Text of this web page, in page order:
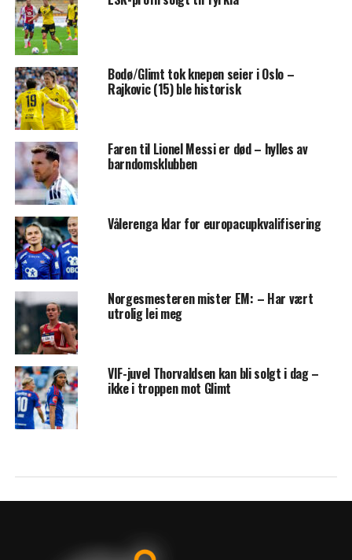
Bodø/Glimt tok knepen seier i Oslo –
Rajkovic (15) ble historisk
Faren til Lionel Messi er død – hylles av
barndomsklubben
Vålerenga klar for europacupkvalifisering
Norgesmesteren mister EM: – Har vært
utrolig lei meg
VIF-juvel Thorvaldsen kan bli solgt i dag –
ikke i troppen mot Glimt